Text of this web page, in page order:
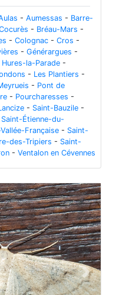
- Aumessas - Barre-
- Bréau-Mars -
- Colognac - Cros -
- Générargues -
Hures-la-Parade -
- Les Plantiers -
- Pont de
- Pourcharesses -
- Saint-Bauzile -
Saint-Étienne-du-
Française - Saint-
des-Tripiers - Saint-
- Ventalon en Cévennes
Next